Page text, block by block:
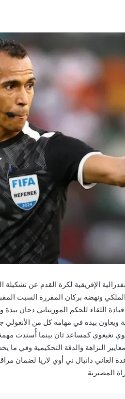
الإفريقية لكرة القدم عن
ونهضة بركان المقررة السبت
اللقاء للحكم الموريتاني دحان
ويعاون بيده في مهامه كل من
نغيغوي كمساعد ثان بينما أُسندت مهمة
النزاهة والدقة التحكيمية وفي ما
دانيال ني أوي لاريا لضمان
المصيرية